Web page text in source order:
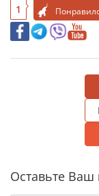
1
Оставьте Ваш